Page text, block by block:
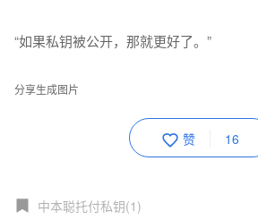
“如果私钥被公开，那就更好了。”
分享生成图片
赞 16
中本聪托付私钥(1)